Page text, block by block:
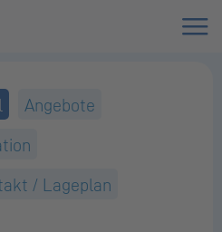
Angebote
/ Lageplan